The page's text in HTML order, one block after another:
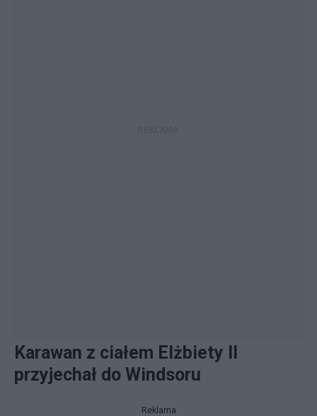
Karawan z ciałem Elżbiety II
przyjechał do Windsoru
Reklama